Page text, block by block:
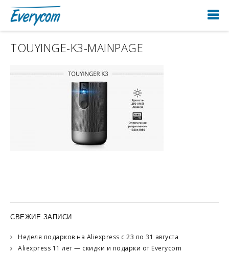
TOUYINGE-K3-MAINPAGE
СВЕЖИЕ ЗАПИСИ
Неделя подарков на Aliexpress с 23 по 31 августа
Aliexpress 11 лет — скидки и подарки от Everycom